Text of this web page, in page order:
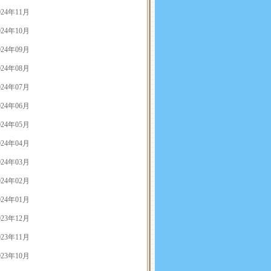
年11月
年10月
年09月
年08月
年07月
年06月
年05月
年04月
年03月
年02月
年01月
年12月
年11月
年10月